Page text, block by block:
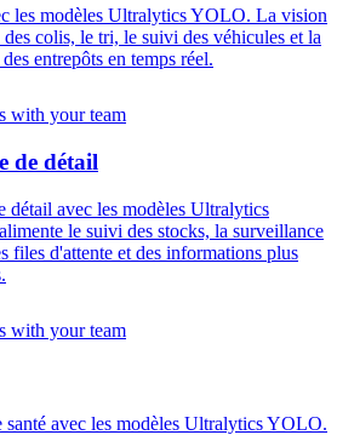
les modèles Ultralytics YOLO. La vision
colis, le tri, le suivi des véhicules et la
entrepôts en temps réel.
de détail
détail avec les modèles Ultralytics
le suivi des stocks, la surveillance
files d'attente et des informations plus
santé avec les modèles Ultralytics YOLO.